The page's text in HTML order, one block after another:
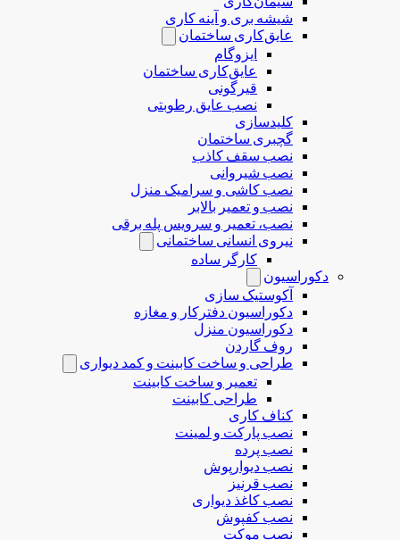
شیشه بری و آینه کاری
عایق‌کاری ساختمان
ایزوگام
عایق‌کاری ساختمان
قیرگونی
نصب عایق رطوبتی
کلیدسازی
گچبری ساختمان
نصب سقف کاذب
نصب شیروانی
نصب کاشی و سرامیک منزل
نصب و تعمیر بالابر
نصب، تعمیر و سرویس پله برقی
نیروی انسانی ساختمانی
کارگر ساده
دکوراسیون
آکوستیک سازی
دکوراسیون دفترکار و مغازه
دکوراسیون منزل
روف گاردن
طراحی و ساخت کابینت و کمد دیواری
تعمیر و ساخت کابینت
طراحی کابینت
کناف کاری
نصب پارکت و لمینت
نصب پرده
نصب دیوارپوش
نصب قرنیز
نصب کاغذ دیواری
نصب کفپوش
نصب موکت